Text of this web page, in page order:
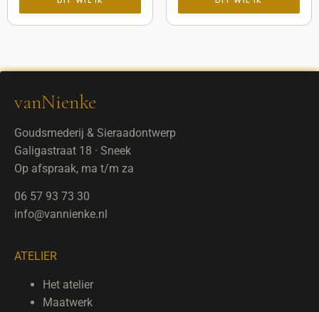
vanNienke
Goudsmederij & Sieraadontwerp
Galigastraat 18 · Sneek
Op afspraak, ma t/m za
06 57 93 73 30
info@vannienke.nl
ATELIER
Het atelier
Maatwerk